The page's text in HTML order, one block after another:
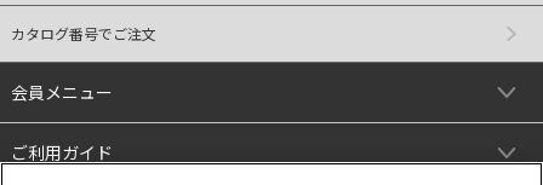
カタログ番号でご注文
会員メニュー
ご利用ガイド